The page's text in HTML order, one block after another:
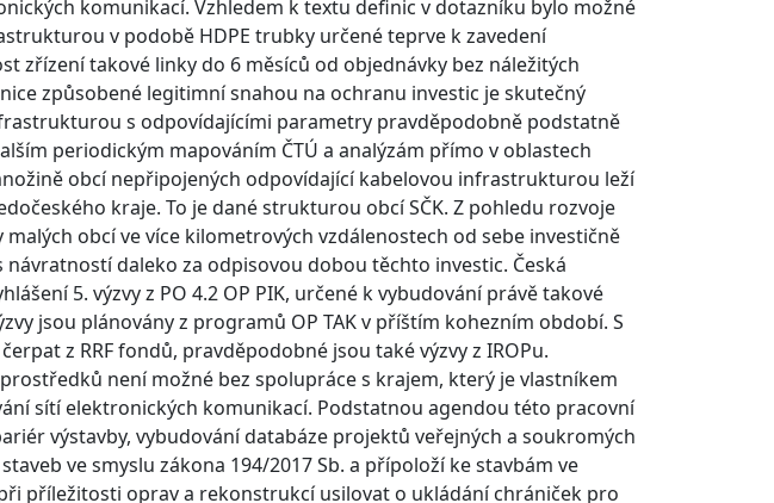
komunikací. Vzhledem k textu definic v dotazníku bylo možné
v podobě HDPE trubky určené teprve k zavedení
zřízení takové linky do 6 měsíců od objednávky bez náležitých
způsobené legitimní snahou na ochranu investic je skutečný
s odpovídajícími parametry pravděpodobně podstatně
periodickým mapováním ČTÚ a analýzám přímo v oblastech
obcí nepřipojených odpovídající kabelovou infrastrukturou leží
kraje. To je dané strukturou obcí SČK. Z pohledu rozvoje
obcí ve více kilometrových vzdálenostech od sebe investičně
daleko za odpisovou dobou těchto investic. Česká
5. výzvy z PO 4.2 OP PIK, určené k vybudování právě takové
jsou plánovány z programů OP TAK v příštím kohezním období. S
z RRF fondů, pravděpodobné jsou také výzvy z IROPu.
není možné bez spolupráce s krajem, který je vlastníkem
sítí elektronických komunikací. Podstatnou agendou této pracovní
výstavby, vybudování databáze projektů veřejných a soukromých
ve smyslu zákona 194/2017 Sb. a přípoloží ke stavbám ve
příležitosti oprav a rekonstrukcí usilovat o ukládání chrániček pro